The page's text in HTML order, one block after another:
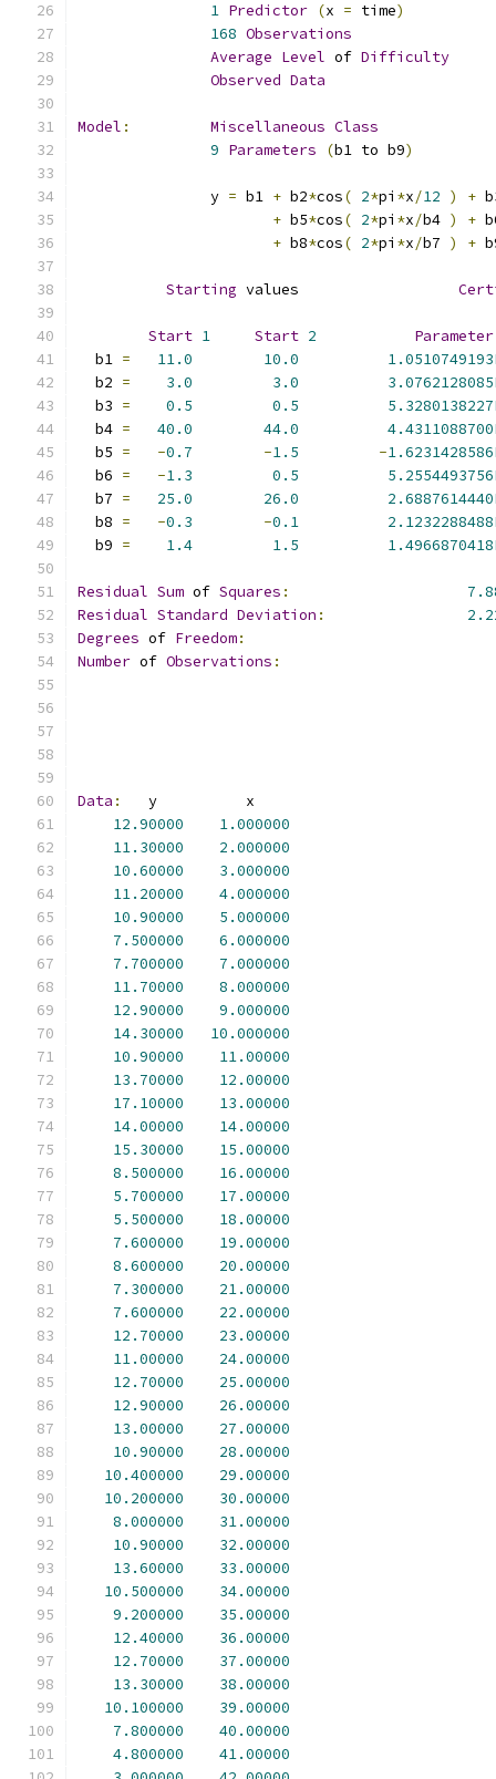
1 Predictor (x = time)
168 Observations
Average Level of Difficulty
Observed Data
Model : Miscellaneous Class
9 Parameters (b1 to b9)
               y
= b1 + b2*cos( 2*pi *x/12 ) +
+ b5*cos( 2*pi *x/b4 ) +
+ b8*cos( 2*pi *x/b7 ) +
Starting values
Start 1 Start 2
Parameter
  b1
= 11.0 10.0
  b2
= 3.0 3.0
  b3
= 0.5 0.5
  b4
= 40.0 44.0
  b5
= -0.7 -1.5 -
  b6
= -1.3 0.5
  b7
= 25.0 26.0
  b8
= -0.3 -0.1
  b9
= 1.4 1.5
Residual Sum of Squares :
Residual Standard Deviation :
Degrees of Freedom:
Number of Observations :
Data :
12.90000
1.000000
11.30000
2.000000
10.60000
3.000000
11.20000
4.000000
10.90000
5.000000
7.500000
6.000000
7.700000
7.000000
11.70000
8.000000
12.90000
9.000000
14.30000
10.000000
10.90000
11.00000
13.70000
12.00000
17.10000
13.00000
14.00000
14.00000
15.30000
15.00000
8.500000
16.00000
5.700000
17.00000
5.500000
18.00000
7.600000
19.00000
8.600000
20.00000
7.300000
21.00000
7.600000
22.00000
12.70000
23.00000
11.00000
24.00000
12.70000
25.00000
12.90000
26.00000
13.00000
27.00000
10.90000
28.00000
10.400000
29.00000
10.200000
30.00000
8.000000
31.00000
10.90000
32.00000
13.60000
33.00000
10.500000
34.00000
9.200000
35.00000
12.40000
36.00000
12.70000
37.00000
13.30000
38.00000
10.100000
39.00000
7.800000
40.00000
4.800000
41.00000